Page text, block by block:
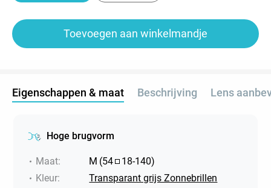
Toevoegen aan winkelmandje
Eigenschappen & maat Beschrijving Lens
Hoge brugvorm
Maat: M (54 18-140)
Kleur:
Transparant grijs Zonnebrillen